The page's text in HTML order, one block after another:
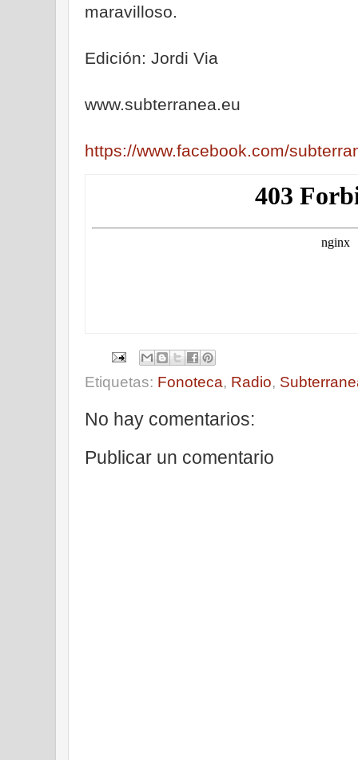
maravilloso.
Edición: Jordi Via
www.subterranea.eu
https://www.facebook.com/
Etiquetas: Fonoteca, Radio,
No hay comentarios:
Publicar un comentario